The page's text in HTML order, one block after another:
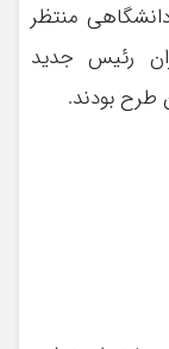
منتظر
رئیس جدید
بودند.